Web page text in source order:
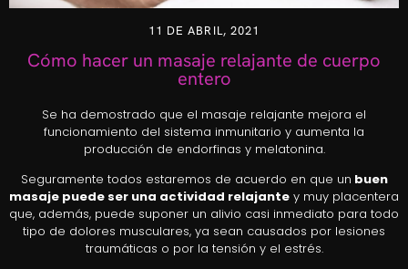
11 DE ABRIL, 2021
Cómo hacer un masaje relajante de cuerpo
entero
Se ha demostrado que el masaje relajante mejora el
funcionamiento del sistema inmunitario y aumenta la
producción de endorfinas y melatonina.
Seguramente todos estaremos de acuerdo en que un buen
masaje puede ser una actividad relajante y muy placentera
que, además, puede suponer un alivio casi inmediato para todo
tipo de dolores musculares, ya sean causados por lesiones
traumáticas o por la tensión y el estrés.